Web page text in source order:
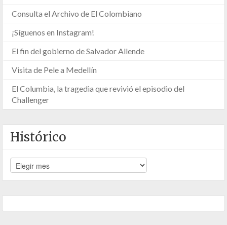
Consulta el Archivo de El Colombiano
¡Síguenos en Instagram!
El fin del gobierno de Salvador Allende
Visita de Pele a Medellín
El Columbia, la tragedia que revivió el episodio del
Challenger
Histórico